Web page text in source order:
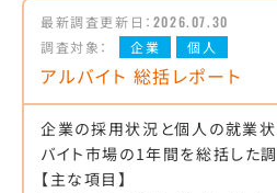
最新調査更新日： 2026.07.30
調査対象：
企業 個人
アルバイト 総括レポート
企業の採用状況と個人の就業状
バイト市場の1年間を総括した
【主な項目】